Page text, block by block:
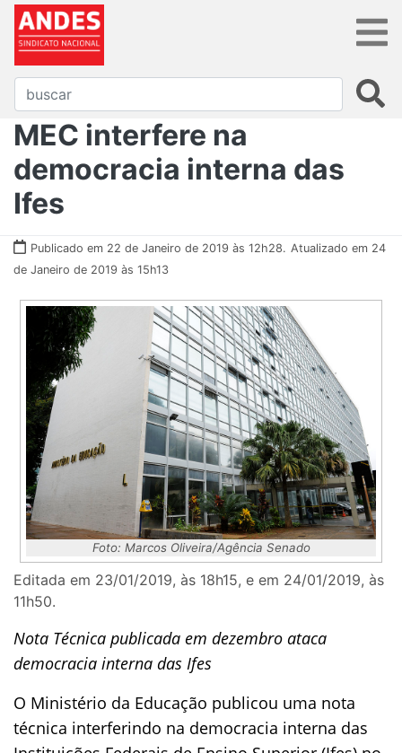
MEC interfere na
democracia interna das
Ifes
Publicado em 22 de Janeiro de 2019 às 12h28. Atualizado em 24
de Janeiro de 2019 às 15h13
Foto: Marcos Oliveira/Agência Senado
Editada em 23/01/2019, às 18h15, e em 24/01/2019, às
11h50.
Nota Técnica publicada em dezembro ataca
democracia interna das Ifes
O Ministério da Educação publicou uma nota
técnica interferindo na democracia interna das